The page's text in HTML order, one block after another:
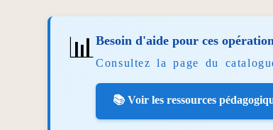
📊Besoin d'aide pour ces
Consultez la page du
📚 Voir les ressources